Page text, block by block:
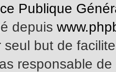
Publique
depuis
but de
responsable